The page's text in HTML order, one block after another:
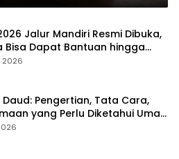
Jalur Mandiri Resmi Dibuka,
Bisa Dapat Bantuan hingga
Bulan
2026
Daud: Pengertian, Tata Cara,
yang Perlu Diketahui Umat